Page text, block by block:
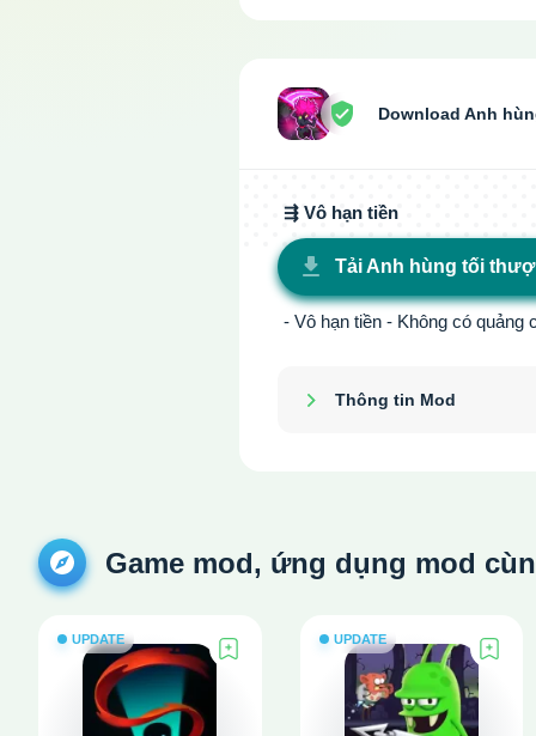
Download Anh
⇶ Vô hạn tiền
Tải Anh hùng tối
- Vô hạn tiền - Không có quảng
Thông tin Mod
Game mod, ứng dụng mod
UPDATE UPDATE